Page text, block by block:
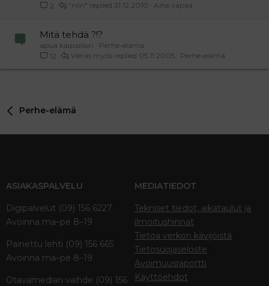
2
Aihe vapaa
31.12.2010
"niin"
Mitä tehdä ?!?
apua kaipailisin
Perhe-elämä
12
Perhe-elämä
05.11.2005
Vieras myös
Perhe-elämä
ASIAKASPALVELU
Digipalvelut (09) 156 6227
Avoinna ma–pe 8–19
Painettu lehti (09) 156 665
Avoinna ma–pe 8–19
Otavamedian vaihde (09) 156
MEDIATIEDOT
Tekniset tiedot, aikataulut ja
ilmoitushinnat
Tietoa verkon kävijöistä
Tietosuojaseloste
Avoimuusraportti
Käyttöehdot